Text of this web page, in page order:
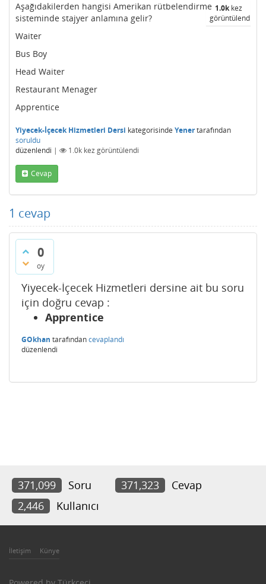
1.0kkez
görüntülendi
Aşağıdakilerden hangisi Amerikan rütbelendirme
sisteminde stajyer anlamına gelir?
Waiter
Bus Boy
Head Waiter
Restaurant Menager
Apprentice
Yiyecek-İçecek Hizmetleri Dersi kategorisinde Yenertarafından
soruldu
düzenlendi | 1.0k kez görüntülendi
Cevap
1 cevap
0
oy
Yiyecek-İçecek Hizmetleri dersine ait bu soru
için doğru cevap :
Apprentice
GOkhan tarafındancevaplandı
düzenlendi
371,099 Soru 371,323
Cevap
2,446
Kullanıcı
İletişim Künye